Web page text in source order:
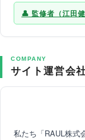
監修者（江田
COMPANY
サイト運営会
私たち「RAUL株式